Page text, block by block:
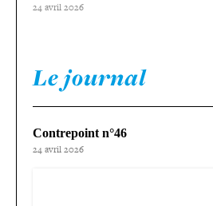
24 avril 2026
Le journal
Contrepoint n°46
24 avril 2026